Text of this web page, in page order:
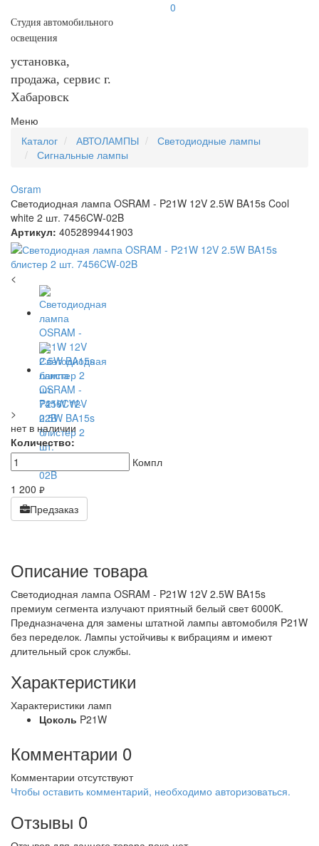
Студия автомобильного
освещения
установка,
продажа, сервис г.
Хабаровск
0
Меню
Каталог
АВТОЛАМПЫ
Светодиодные лампы
Сигнальные лампы
Osram
Светодиодная лампа OSRAM - P21W 12V 2.5W BA15s Cool
white 2 шт. 7456CW-02B
Артикул: 4052899441903
<
>
нет в наличии
Количество:
Компл
1 200 руб.
Предзаказ
Описание товара
Светодиодная лампа OSRAM - P21W 12V 2.5W BA15s
премиум сегмента излучают приятный белый свет 6000K.
Предназначена для замены штатной лампы автомобиля P21W
без переделок. Лампы устойчивы к вибрациям и имеют
длительный срок службы.
Характеристики
Характеристики ламп
Цоколь P21W
Комментарии 0
Комментарии отсутствуют
Чтобы оставить комментарий, необходимо авторизоваться.
Отзывы 0